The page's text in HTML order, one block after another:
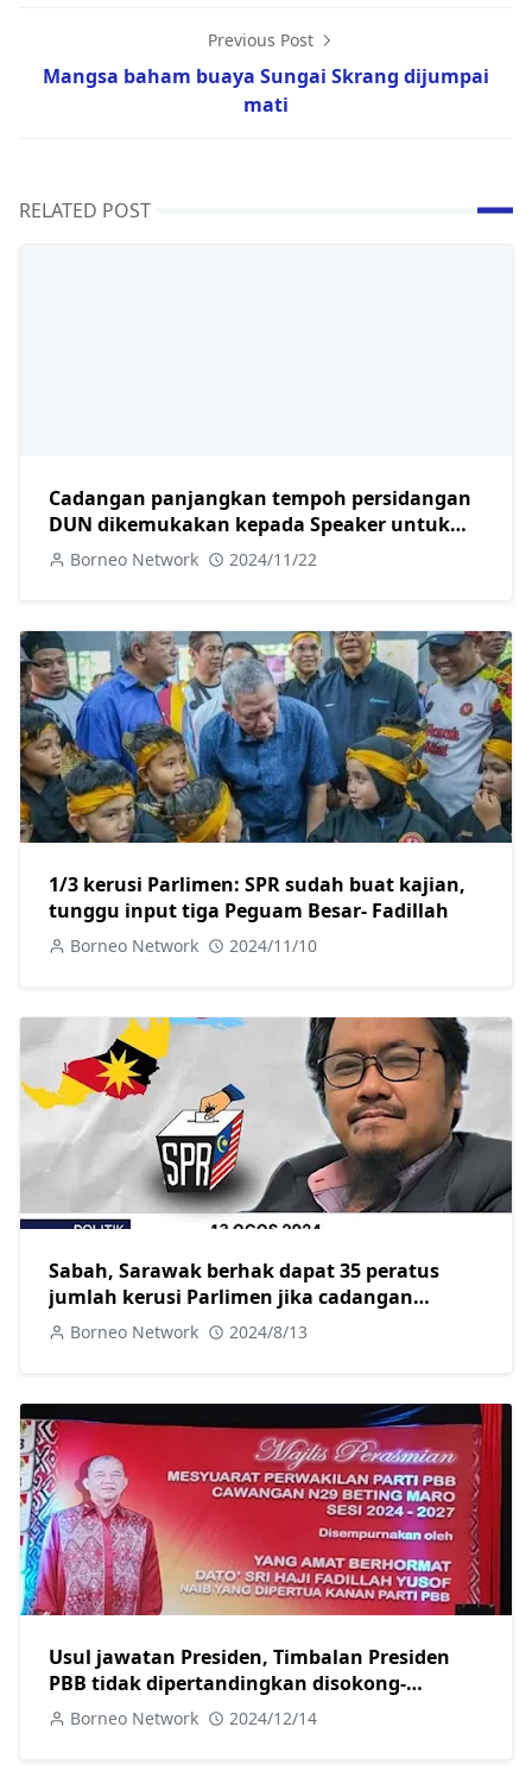
Previous Post
Mangsa baham buaya Sungai Skrang dijumpai
mati
RELATED POST
Cadangan panjangkan tempoh persidangan
DUN dikemukakan kepada Speaker untuk
diteliti-Abang Johari
Borneo Network 2024/11/22
1/3 kerusi Parlimen: SPR sudah buat kajian,
tunggu input tiga Peguam Besar- Fadillah
Borneo Network 2024/11/10
Sabah, Sarawak berhak dapat 35 peratus
jumlah kerusi Parlimen jika cadangan
persempadanan kerusi diluluskan
Borneo Network 2024/8/13
Usul jawatan Presiden, Timbalan Presiden
PBB tidak dipertandingkan disokong-
Fadillah
Borneo Network 2024/12/14